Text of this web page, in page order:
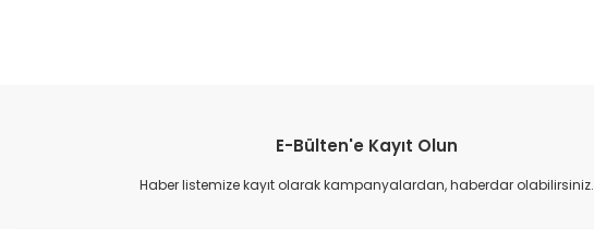
Ürün resmi kalitesiz, bozuk veya görüntülenemiyor.
Ürün açıklamasında eksik bilgiler bulunuyor.
E-Bülten'e Kayıt Olun
Haber listemize kayıt olarak kampanyalardan, haberdar olabilirsiniz.